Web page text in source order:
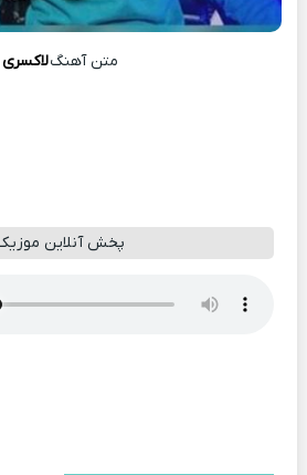
متن آهنگلاکسری
پخش آنلاین